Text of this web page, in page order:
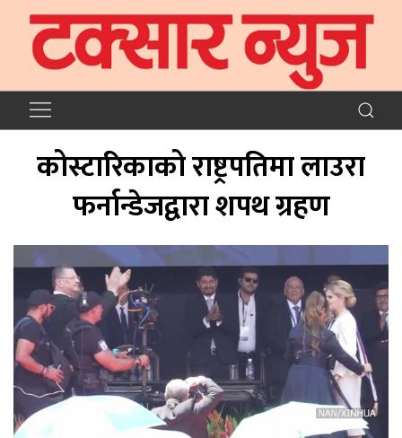
कोस्टारिकाको राष्ट्रपतिमा लाउरा
फर्नान्डेजद्वारा शपथ ग्रहण